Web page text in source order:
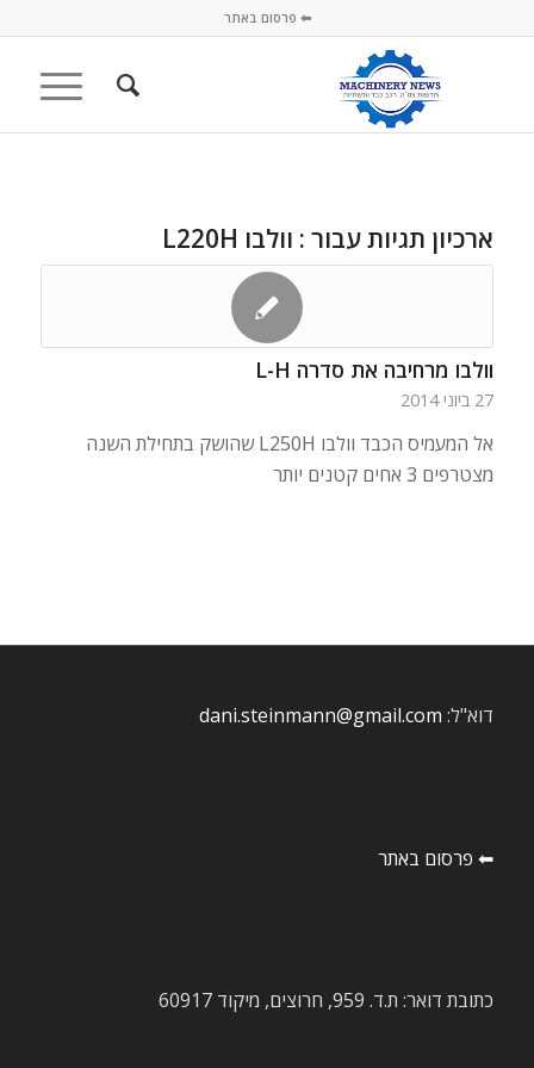
⬅ פרסום באתר
ארכיון תגיות עבור : וולבו L220H
וולבו מרחיבה את סדרה L-H
27 ביוני 2014
אל המעמיס הכבד וולבו L250H שהושק בתחילת השנה
מצטרפים 3 אחים קטנים יותר
דוא"ל: dani.steinmann@gmail.com
⬅ פרסום באתר
כתובת דואר: ת.ד. 959, חרוצים, מיקוד 60917